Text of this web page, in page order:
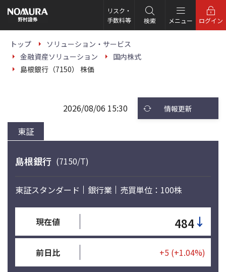
の
ー
リスク・
手数料等
検索 メニュー ログイン
トップ
ソリューション・サービス
金融資産ソリューション
国内株式
島根銀行（7150） 株価
東証
2026/08/06 15:30 情報更新
島根銀行 (7150/T)
東証スタンダード 銀行業 売買単位：100株
現在値 484↓
前日比 +5 (+1.04%)